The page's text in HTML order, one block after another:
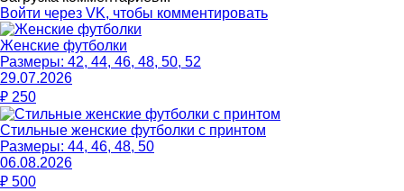
Войти через VK, чтобы комментировать
Женские футболки
Размеры: 42, 44, 46, 48, 50, 52
29.07.2026
₽ 250
Стильные женские футболки с принтом
Размеры: 44, 46, 48, 50
06.08.2026
₽ 500